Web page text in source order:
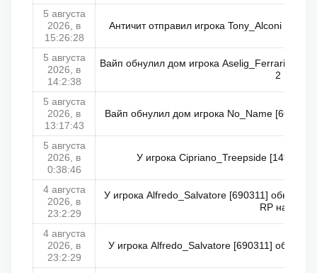
5 августа
2026, в
15:26:28
Античит отправил игрока Tony_Alconi
5 августа
2026, в
14:2:38
Вайп обнулил дом игрока Aselig_Ferrari
2
5 августа
2026, в
13:17:43
Вайп обнулил дом игрока No_Name
5 августа
2026, в
0:38:46
У игрока Cipriano_Treepside [1495554]
4 августа
2026, в
23:2:29
У игрока Alfredo_Salvatore [690311]
RP на 1
4 августа
2026, в
23:2:29
У игрока Alfredo_Salvatore [690311]